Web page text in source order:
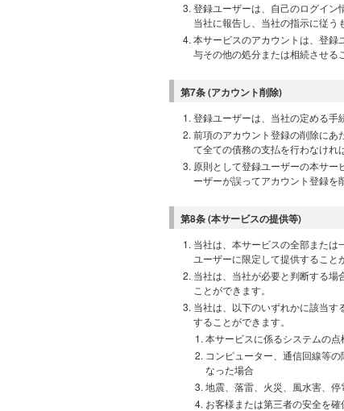
登録ユーザーは、自己のログイン
当社に報告し、当社の指示に従う
本サービスのアカウントは、登録
与その他の処分または相続させる
第7条 (アカウント削除)
登録ユーザーは、当社の定める手
前項のアカウント登録の削除にあ
て全ての債務の支払を行わなけれ
原則として登録ユーザーの本サー
ーザーが誤ってアカウント登録を
第8条 (本サービスの提供等)
当社は、本サービスの全部また
ユーザーに限定して提供すること
当社は、当社が必要と判断する
ことができます。
当社は、以下のいずれかに該当
することができます。
本サービスに係るシステムの
コンピューター、通信回線等
なった場合
地震、落雷、火災、風水害、
お客様または第三者の安全を